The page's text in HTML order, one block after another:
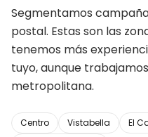
Segmentamos
postal. Estas son las
tenemos más
tuyo, aunque
metropolitana.
Centro Vistabella El